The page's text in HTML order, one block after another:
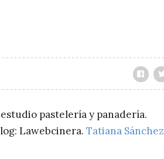
pastelería y panadería.
Lawebcinera. Tatiana Sánchez